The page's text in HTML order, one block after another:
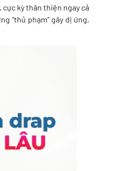
cực kỳ thân thiện ngay cả
“thủ phạm” gây dị ứng,